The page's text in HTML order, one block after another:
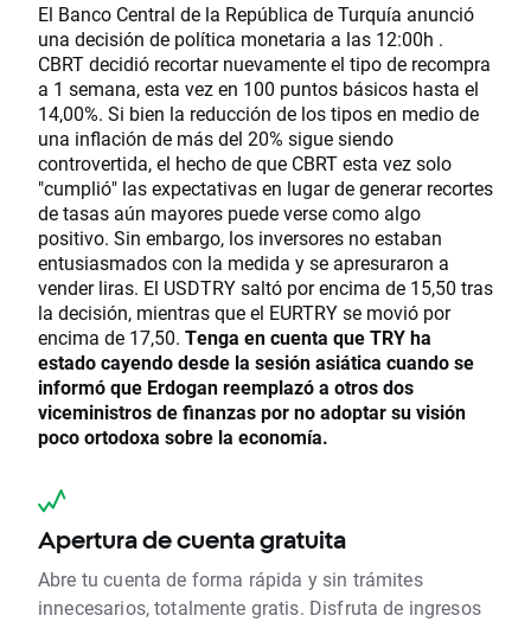
El Banco Central de la República de Turquía anunció
una decisión de política monetaria a las 12:00h .
CBRT decidió recortar nuevamente el tipo de recompra
a 1 semana, esta vez en 100 puntos básicos hasta el
14,00%. Si bien la reducción de los tipos en medio de
una inflación de más del 20% sigue siendo
controvertida, el hecho de que CBRT esta vez solo
"cumplió" las expectativas en lugar de generar recortes
de tasas aún mayores puede verse como algo
positivo. Sin embargo, los inversores no estaban
entusiasmados con la medida y se apresuraron a
vender liras. El USDTRY saltó por encima de 15,50 tras
la decisión, mientras que el EURTRY se movió por
encima de 17,50. Tenga en cuenta que TRY ha
estado cayendo desde la sesión asiática cuando se
informó que Erdogan reemplazó a otros dos
viceministros de finanzas por no adoptar su visión
poco ortodoxa sobre la economía.
Apertura de cuenta gratuita
Abre tu cuenta de forma rápida y sin trámites
innecesarios, totalmente gratis. Disfruta de ingresos